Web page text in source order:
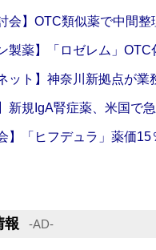
会】OTC類似薬で中間
製薬】「ロゼレム」
ット】神奈川新拠点が業
新規IgA腎症薬、米国で
】「ヒフデュラ」薬価
報 ‐AD‐